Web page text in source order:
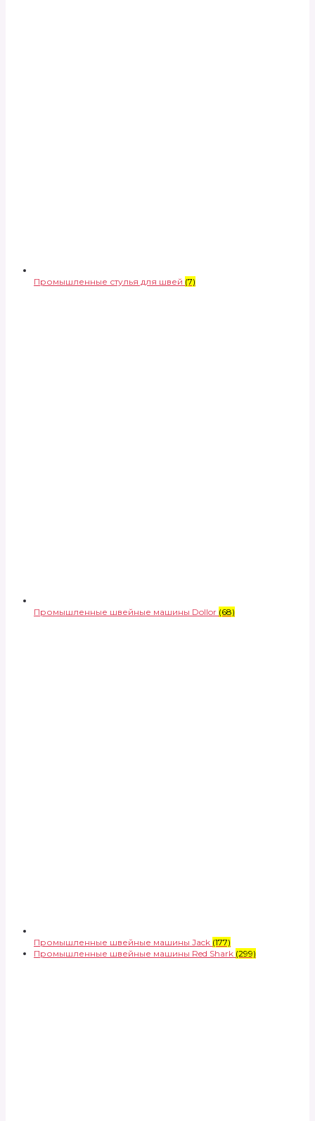
Промышленные стулья для швей (7)
Промышленные швейные машины Dollor (68)
Промышленные швейные машины Jack (177)
Промышленные швейные машины Red Shark (299)